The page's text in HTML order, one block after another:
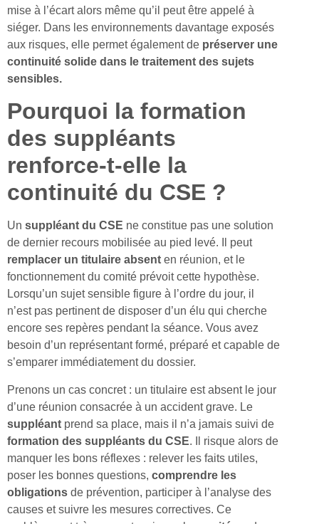
mise à l’écart alors même qu’il peut être appelé à
siéger. Dans les environnements davantage exposés
aux risques, elle permet également de préserver une
continuité solide dans le traitement des sujets
sensibles.
Pourquoi la formation
des suppléants
renforce-t-elle la
continuité du CSE ?
Un suppléant du CSE ne constitue pas une solution
de dernier recours mobilisée au pied levé. Il peut
remplacer un titulaire absent en réunion, et le
fonctionnement du comité prévoit cette hypothèse.
Lorsqu’un sujet sensible figure à l’ordre du jour, il
n’est pas pertinent de disposer d’un élu qui cherche
encore ses repères pendant la séance. Vous avez
besoin d’un représentant formé, préparé et capable de
s’emparer immédiatement du dossier.
Prenons un cas concret : un titulaire est absent le jour
d’une réunion consacrée à un accident grave. Le
suppléant prend sa place, mais il n’a jamais suivi de
formation des suppléants du CSE. Il risque alors de
manquer les bons réflexes : relever les faits utiles,
poser les bonnes questions, comprendre les
obligations de prévention, participer à l’analyse des
causes et suivre les mesures correctives. Ce